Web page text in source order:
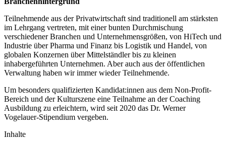
Teilnehmende aus der Privatwirtschaft sind traditionell am stärksten
im Lehrgang vertreten, mit einer bunten Durchmischung
verschiedener Branchen und Unternehmensgrößen, von HiTech und
Industrie über Pharma und Finanz bis Logistik und Handel, von
globalen Konzernen über Mittelständler bis zu kleinen
inhabergeführten Unternehmen. Aber auch aus der öffentlichen
Verwaltung haben wir immer wieder Teilnehmende.
Um besonders qualifizierten Kandidat:innen aus dem Non-Profit-
Bereich und der Kulturszene eine Teilnahme an der Coaching
Ausbildung zu erleichtern, wird seit 2020 das Dr. Werner
Vogelauer-Stipendium vergeben.
Inhalte